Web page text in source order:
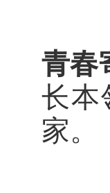
青春
长本
家。